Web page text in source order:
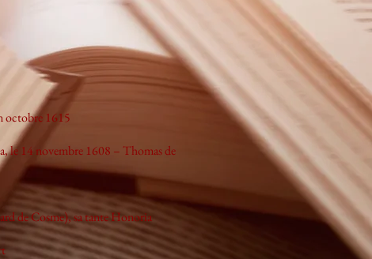
octobre 1615
le 14 novembre 1608 – Thomas de
de Cosme), sa tante Honoria